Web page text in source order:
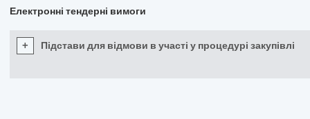
Електронні тендерні вимоги
+ Підстави для відмови в участі у процедурі закупівлі